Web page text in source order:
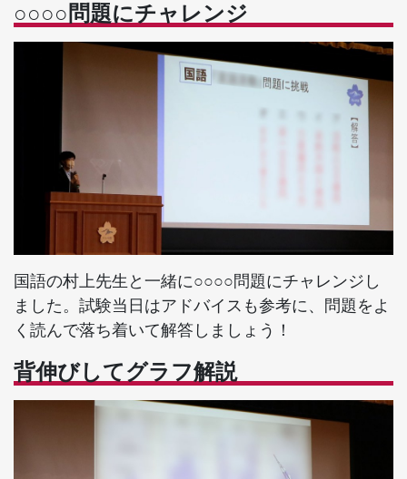
○○○○問題にチャレンジ
国語の村上先生と一緒に○○○○問題にチャレンジし
ました。試験当日はアドバイスも参考に、問題をよ
く読んで落ち着いて解答しましょう！
背伸びしてグラフ解説